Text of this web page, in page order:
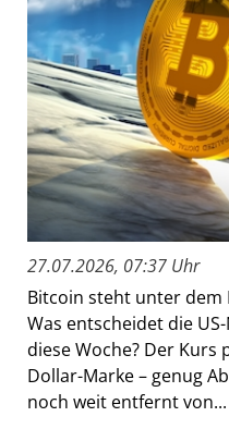
27.07.2026, 07:37 Uhr
Bitcoin steht unter dem
Was entscheidet die
diese Woche? Der Kurs
Dollar-Marke – genug
noch weit entfernt von...